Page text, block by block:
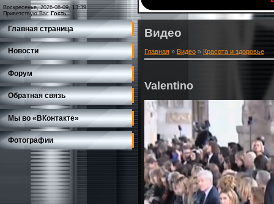
Воскресенье, 2026-08-09, 13:39
Приветствую Вас Гость
Главная страница
Новости
Форум
Обратная связь
Мы во «ВКонтакте»
Фотографии
Видео
Главная » Видео » Красота и здоровье
Valentino